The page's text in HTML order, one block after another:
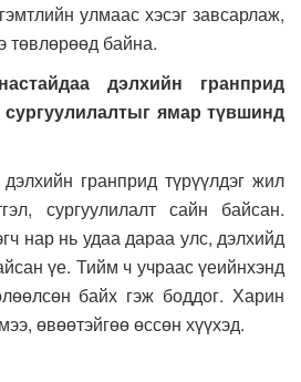
улмаас хэсэг завсарлаж,
төвлөрөөд байна.
дэлхийн гранприд
сургуулилалтыг ямар түвшинд
гранприд түрүүлдэг жил
сургуулилалт сайн байсан.
нар нь удаа дараа улс, дэлхийд
үе. Тийм ч учраас үеийнхэнд
байх гэж боддог. Харин
өвөөтэйгөө өссөн хүүхэд.